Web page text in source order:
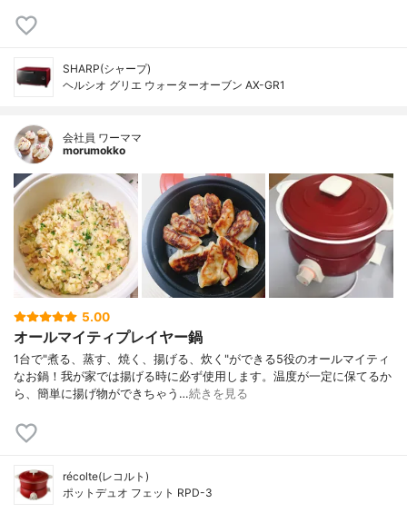
SHARP(シャープ)
ヘルシオ グリエ ウォーターオーブン AX-GR1
会社員 ワーママ
morumokko
5.00
オールマイティプレイヤー鍋
1台で"煮る、蒸す、焼く、揚げる、炊く"ができる5役のオールマイティ
なお鍋！我が家では揚げる時に必ず使用します。温度が一定に保てるか
ら、簡単に揚げ物ができちゃう…続きを見る
récolte(レコルト)
ポットデュオ フェット RPD-3